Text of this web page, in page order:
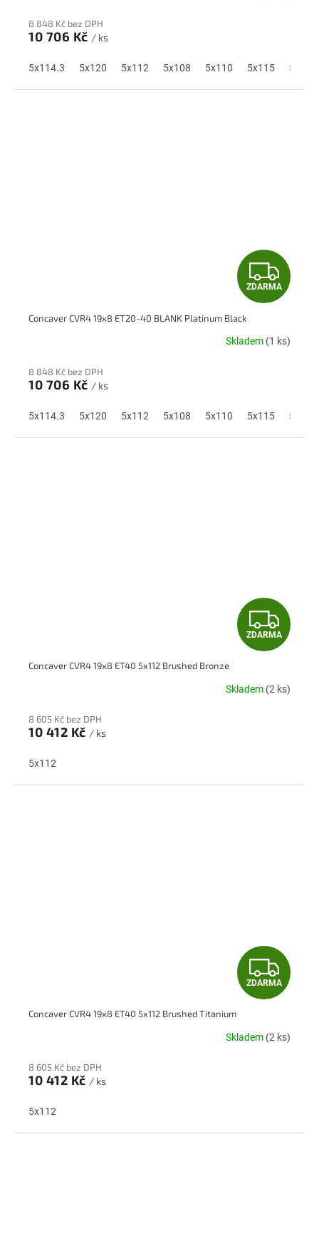
A
8 848 Kč bez DPH
10 706 Kč / ks
5x114.3 5x120 5x112 5x108 5x110 5x115 5x118
Z
D
A
A
ZDARMA
Concaver CVR4 19x8 ET20-40 BLANK Platinum Black
Skladem (1 ks)
8 848 Kč bez DPH
10 706 Kč / ks
5x114.3 5x120 5x112 5x108 5x110 5x115 5x118
Z
D
A
ZDARMA
Concaver CVR4 19x8 ET40 5x112 Brushed Bronze
Skladem (2 ks)
8 605 Kč bez DPH
10 412 Kč / ks
5x112
Z
D
A
ZDARMA
Concaver CVR4 19x8 ET40 5x112 Brushed Titanium
Skladem (2 ks)
8 605 Kč bez DPH
10 412 Kč / ks
5x112